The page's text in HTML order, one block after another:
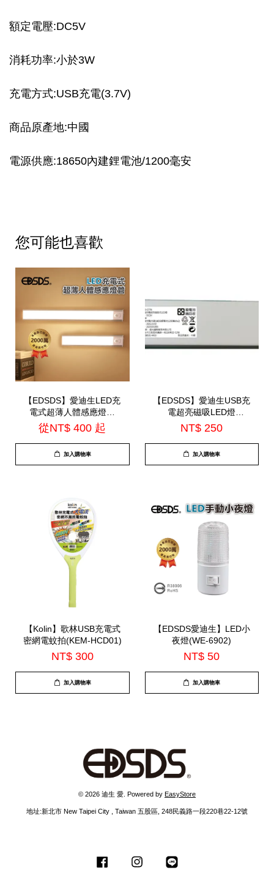
額定電壓:DC5V
消耗功率:小於3W
充電方式:USB充電(3.7V)
商品原產地:中國
電源供應:18650內建鋰電池/1200毫安
您可能也喜歡
【EDSDS】愛迪生LED充
電式超薄人體感應燈管
(EDS-G3040 / EDS-
G5040)
從NT$ 400 起
加入購物車
【EDSDS】愛迪生USB充
電超亮磁吸LED燈
32CM(EDS-G778)
NT$ 250
加入購物車
【Kolin】歌林USB充電式
密網電蚊拍(KEM-HCD01)
NT$ 300
加入購物車
【EDSDS愛迪生】LED小
夜燈(WE-6902)
NT$ 50
加入購物車
© 2026 迪生 愛. Powered by EasyStore
地址:新北市 New Taipei City , Taiwan 五股區, 248民義路一段220巷22-12號
Facebook Instagram